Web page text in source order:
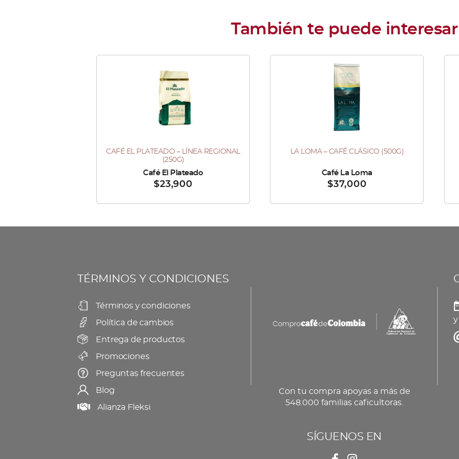
producto
tiene
múltiples
variantes.
opciones
se
pueden
elegir
producto
CAFÉ EL PLATEADO – LÍNEA REGIONAL
(250G)
$23,900
Café El Plateado
Este
múltiples
pueden
en
la
página
de
producto
LA LOMA – CAFÉ CLÁSICO (500G)
$37,000
Café La Loma
en
TÉRMINOS Y CONDICIONES
Términos y condiciones
Política de cambios
Entrega de productos
Promociones
Preguntas frecuentes
Blog
Alianza Fleksi
Con tu compra apoyas a más de
548.000 familias caficultoras.
SÍGUENOS EN
y